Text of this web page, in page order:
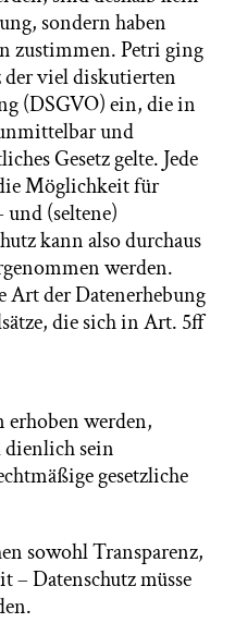
sondern haben
zustimmen. Petri ging
der viel diskutierten
(DSGVO) ein, die in
und
Gesetz gelte. Jede
Möglichkeit für
(seltene)
kann also durchaus
werden.
Art der Datenerhebung
die sich in Art. 5ff
werden,
sein
gesetzliche
sowohl Transparenz,
Datenschutz müsse